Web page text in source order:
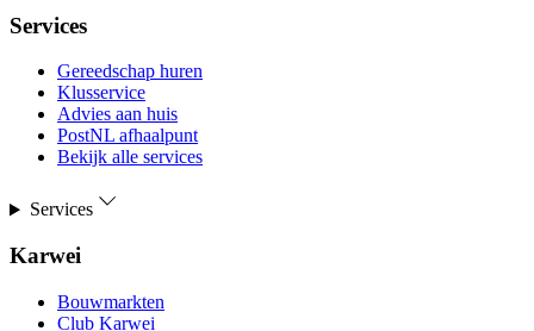
Services
Gereedschap huren
Klusservice
Advies aan huis
PostNL afhaalpunt
Bekijk alle services
Services
Karwei
Bouwmarkten
Club Karwei